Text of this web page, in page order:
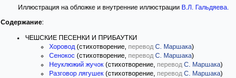
Иллюстрация на обложке и внутренние иллюстрации В.Л. Гальдяева.
Содержание:
ЧЕШСКИЕ ПЕСЕНКИ И ПРИБАУТКИ
Хоровод (стихотворение, перевод С. Маршака)
Сенокос (стихотворение, перевод С. Маршака)
Неуклюжий жучок (стихотворение, перевод С. Маршака)
Разговор лягушек (стихотворение, перевод С. Маршака)